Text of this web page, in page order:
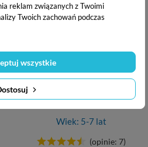
Bazgraki ćwiczą matematykę.
Wiek: 5-7 lat
(opinie: 7)
reklam związanych z Twoimi
Twoich zachowań podczas
wszystkie